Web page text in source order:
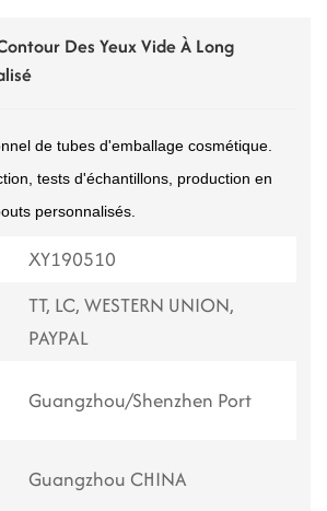
Des Yeux Vide À Long
de tubes d'emballage cosmétique.
tests d'échantillons, production en
personnalisés.
XY190510
TT, LC, WESTERN UNION,
PAYPAL
Guangzhou/Shenzhen Port
Guangzhou CHINA